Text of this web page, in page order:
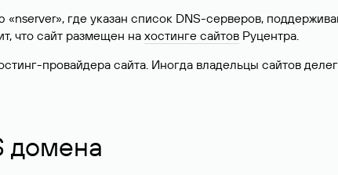
где указан список DNS-серверов,
что сайт размещен на хостинге сайтов Руцентра.
провайдера сайта. Иногда владельцы сайтов
домена